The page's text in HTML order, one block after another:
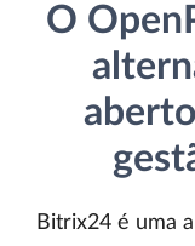
O
Bitrix24 é uma